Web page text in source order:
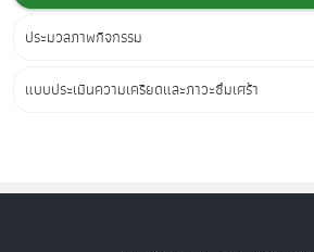
ประมวลภาพกิจกรรม
แบบประเมินความเครียดและภาวะซึมเศร้า